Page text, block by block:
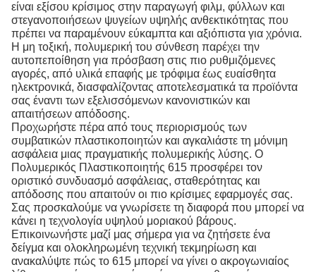
είναι εξίσου κρίσιμος στην παραγωγή φιλμ, φύλλων και
στεγανοποιήσεων ψυγείων υψηλής ανθεκτικότητας που
πρέπει να παραμένουν εύκαμπτα και αξιόπιστα για χρόνια.
Η μη τοξική, πολυμερική του σύνθεση παρέχει την
αυτοπεποίθηση για πρόσβαση στις πιο ρυθμιζόμενες
αγορές, από υλικά επαφής με τρόφιμα έως ευαίσθητα
ηλεκτρονικά, διασφαλίζοντας αποτελεσματικά τα προϊόντα
σας έναντι των εξελισσόμενων κανονιστικών και
απαιτήσεων απόδοσης.
Προχωρήστε πέρα από τους περιορισμούς των
συμβατικών πλαστικοποιητών και αγκαλιάστε τη μόνιμη
ασφάλεια μιας πραγματικής πολυμερικής λύσης. Ο
Πολυμερικός Πλαστικοποιητής 615 προσφέρει τον
οριστικό συνδυασμό ασφάλειας, σταθερότητας και
απόδοσης που απαιτούν οι πιο κρίσιμες εφαρμογές σας.
Σας προσκαλούμε να γνωρίσετε τη διαφορά που μπορεί να
κάνει η τεχνολογία υψηλού μοριακού βάρους.
Επικοινωνήστε μαζί μας σήμερα για να ζητήσετε ένα
δείγμα και ολοκληρωμένη τεχνική τεκμηρίωση και
ανακαλύψτε πώς το 615 μπορεί να γίνει ο ακρογωνιαίος